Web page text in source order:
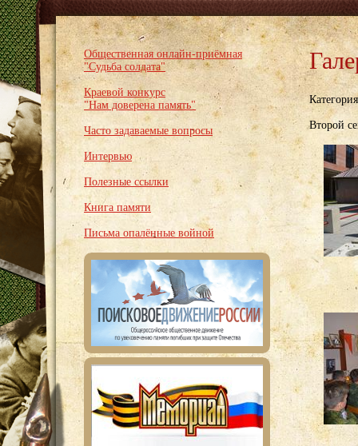
Общественная онлайн-приёмная
"Судьба солдата"
Краевой конкурс
"Нам доверена память"
Часто задаваемые вопросы
Интервью
Полезные ссылки
Книга памяти
Письма опалённые войной
Второй